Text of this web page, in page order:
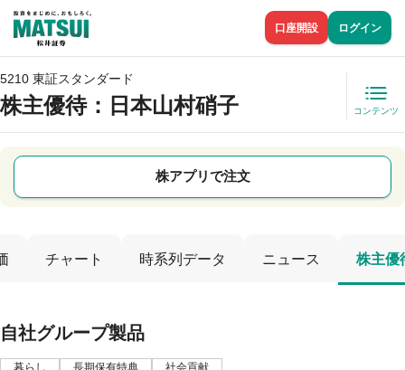
口座開設 ログイン
5210 東証スタンダード
株主優待：日本山村硝子 コンテンツ
株アプリで注文
チャート 時系列データ ニュース 株主優
自社グループ製品